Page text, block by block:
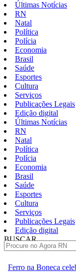
Últimas Notícias
RN
Natal
Política
Polícia
Economia
Brasil
Saúde
Esportes
Cultura
Serviços
Publicações Legais
Edição digital
Últimas Notícias
RN
Natal
Política
Polícia
Economia
Brasil
Saúde
Esportes
Cultura
Serviços
Publicações Legais
Edição digital
BUSCAR
celebra 25 anos